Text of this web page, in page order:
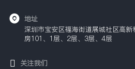
地址
深圳市宝安区福海街道展城社区高
房101、1层、2层、3层、4层
关注我们